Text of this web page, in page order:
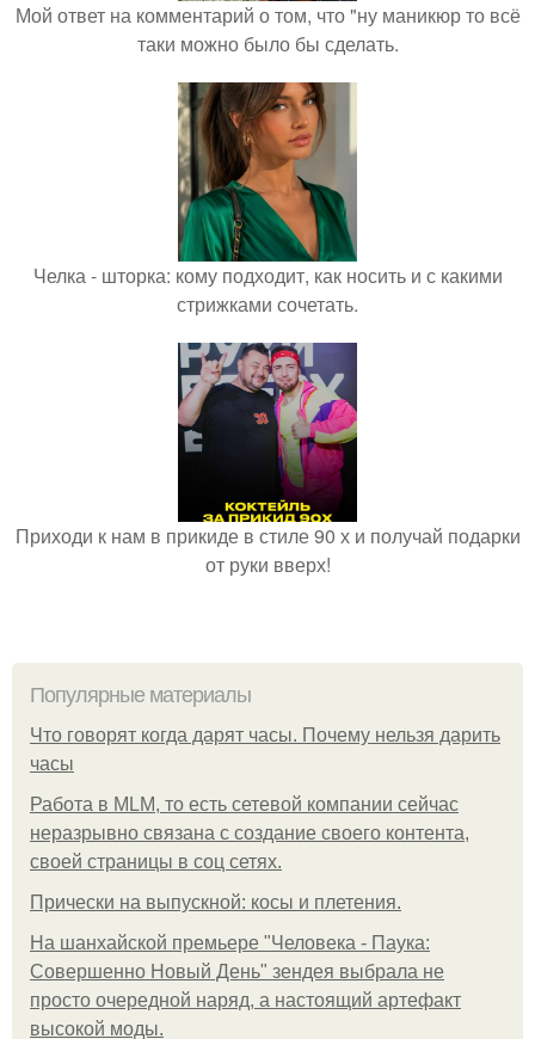
Мой ответ на комментарий о том, что "ну маникюр то всё
таки можно было бы сделать.
Челка - шторка: кому подходит, как носить и с какими
стрижками сочетать.
Приходи к нам в прикиде в стиле 90 х и получай подарки
от руки вверх!
Популярные материалы
Что говорят когда дарят часы. Почему нельзя дарить
часы
Работа в MLM, то есть сетевой компании сейчас
неразрывно связана с создание своего контента,
своей страницы в соц сетях.
Прически на выпускной: косы и плетения.
На шанхайской премьере "Человека - Паука:
Совершенно Новый День" зендея выбрала не
просто очередной наряд, а настоящий артефакт
высокой моды.